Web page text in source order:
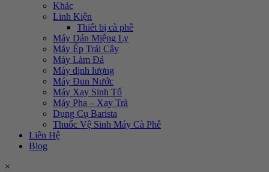
Khác
Linh Kiện
Thiết bị cà phê
Máy Dán Miệng Ly
Máy Ép Trái Cây
Máy Làm Đá
Máy định lượng
Máy Đun Nước
Máy Xay Sinh Tố
Máy Pha – Xay Trà
Dụng Cụ Barista
Thuốc Vệ Sinh Máy Cà Phê
Liên Hệ
Blog
×